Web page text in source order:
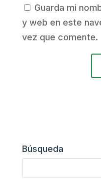
Guarda mi
y web en este
vez que comente.
Búsqueda